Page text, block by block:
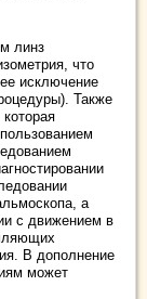
линз
что
исключение
Также
а
с движением в
В дополнение
может